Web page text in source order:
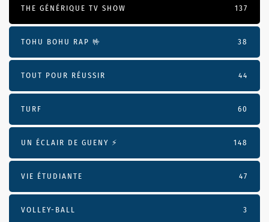
THE GÉNÉRIQUE TV SHOW 137
TOHU BOHU RAP 🤟 38
TOUT POUR RÉUSSIR 44
TURF 60
UN ÉCLAIR DE GUENY ⚡️ 148
VIE ÉTUDIANTE 47
VOLLEY-BALL 3